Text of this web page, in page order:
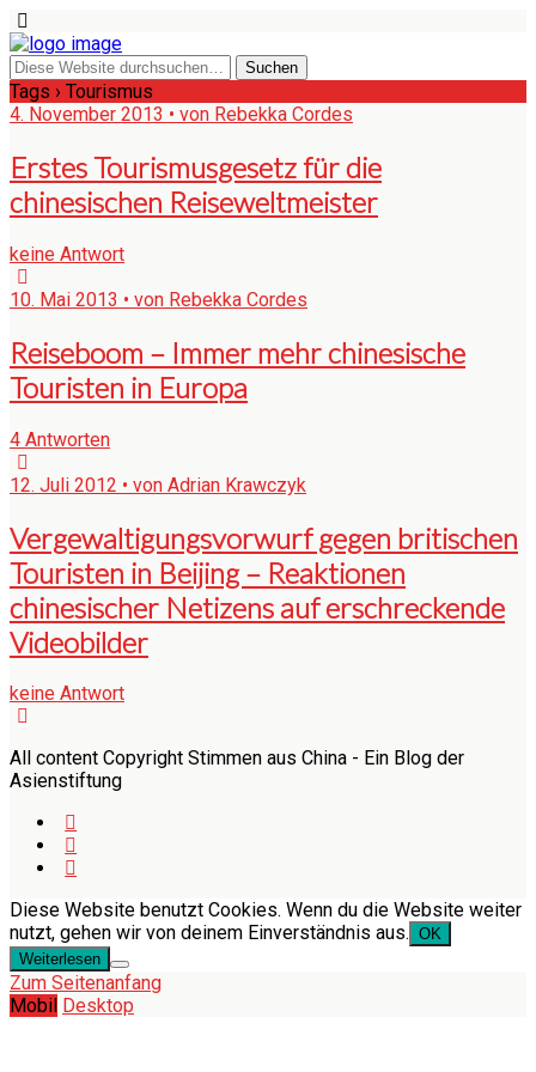
Tags › Tourismus
4. November 2013 • von Rebekka Cordes
Erstes Tourismusgesetz für die
chinesischen Reiseweltmeister
keine Antwort
10. Mai 2013 • von Rebekka Cordes
Reiseboom – Immer mehr chinesische
Touristen in Europa
4 Antworten
12. Juli 2012 • von Adrian Krawczyk
Vergewaltigungsvorwurf gegen britischen
Touristen in Beijing – Reaktionen
chinesischer Netizens auf erschreckende
Videobilder
keine Antwort
All content Copyright Stimmen aus China - Ein Blog der
Asienstiftung
Diese Website benutzt Cookies. Wenn du die Website weiter
nutzt, gehen wir von deinem Einverständnis aus. OK
Weiterlesen
Zum Seitenanfang
Mobil Desktop